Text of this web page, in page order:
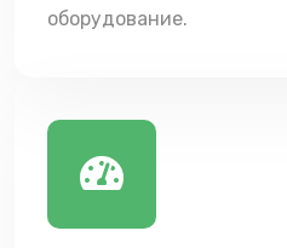
оборудование.